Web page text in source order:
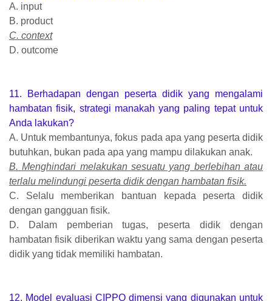
A. input
B. product
C. context
D. outcome
11. Berhadapan dengan peserta didik yang mengalami
hambatan fisik, strategi manakah yang paling tepat untuk
Anda lakukan?
A. Untuk membantunya, fokus pada apa yang peserta didik
butuhkan, bukan pada apa yang mampu dilakukan anak.
B. Menghindari melakukan sesuatu yang berlebihan atau
terlalu melindungi peserta didik dengan hambatan fisik.
C. Selalu memberikan bantuan kepada peserta didik
dengan gangguan fisik.
D. Dalam pemberian tugas, peserta didik dengan
hambatan fisik diberikan waktu yang sama dengan peserta
didik yang tidak memiliki hambatan.
12. Model evaluasi CIPPO dimensi yang digunakan untuk